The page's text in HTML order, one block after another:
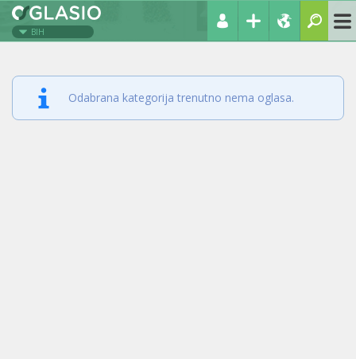
BIH
Odabrana kategorija trenutno nema oglasa.